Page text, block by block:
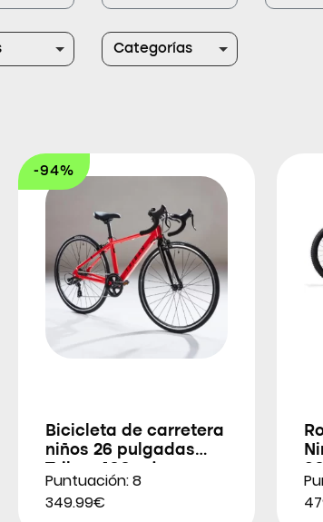
Categorías
-94%
Bicicleta de carretera
niños 26 pulgadas
Puntuación: 8
349.99€